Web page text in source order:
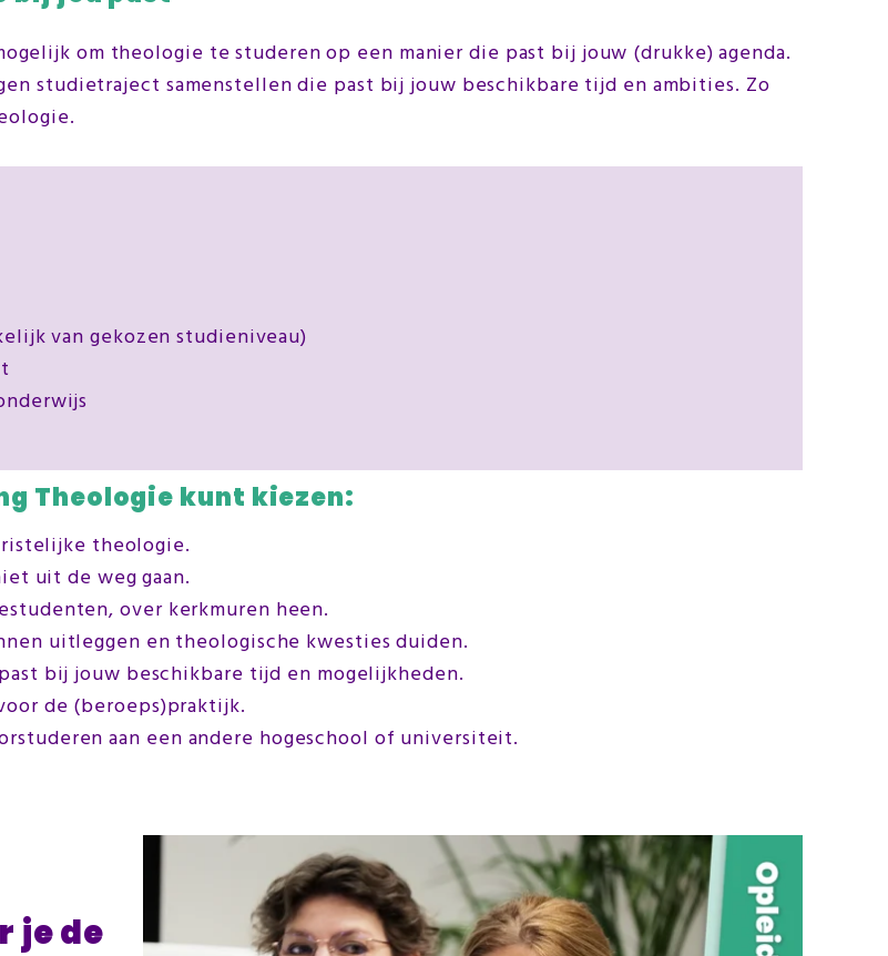
om theologie te studeren op een manier die past bij jouw (drukke) agenda.
studietraject samenstellen die past bij jouw beschikbare tijd en ambities. Zo
van gekozen studieniveau)
Theologie kunt kiezen:
theologie.
uit de weg gaan.
over kerkmuren heen.
uitleggen en theologische kwesties duiden.
bij jouw beschikbare tijd en mogelijkheden.
de (beroeps)praktijk.
aan een andere hogeschool of universiteit.
je de